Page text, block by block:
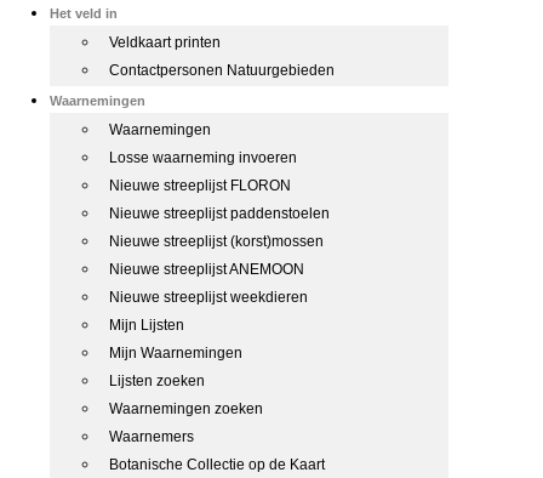
Het veld in
Veldkaart printen
Contactpersonen Natuurgebieden
Waarnemingen
Waarnemingen
Losse waarneming invoeren
Nieuwe streeplijst FLORON
Nieuwe streeplijst paddenstoelen
Nieuwe streeplijst (korst)mossen
Nieuwe streeplijst ANEMOON
Nieuwe streeplijst weekdieren
Mijn Lijsten
Mijn Waarnemingen
Lijsten zoeken
Waarnemingen zoeken
Waarnemers
Botanische Collectie op de Kaart